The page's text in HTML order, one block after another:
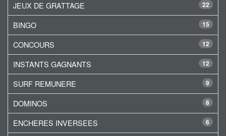
22
JEUX DE GRATTAGE
15
BINGO
12
CONCOURS
12
INSTANTS GAGNANTS
9
SURF REMUNERE
8
DOMINOS
6
ENCHERES INVERSEES